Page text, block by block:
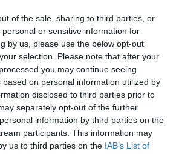
of the sale, sharing to third parties, or
or sensitive information for
by us, please use the below opt-out
selection. Please note that after your
you may continue seeing
based on personal information utilized by
disclosed to third parties prior to
separately opt-out of the further
information by third parties on the
participants. This information may
us to third parties on the IAB’s List of
Καθημερινά 11:00 - 14:00 και 18.00-
Μυκόνου - Αίθουσα Καλογερά,
Αγίας Κυριακής), Μύκονος
Μυκόνου
/ Κρατήσεις: